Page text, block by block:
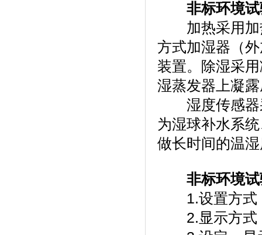
非标环境
加热采用加热
方式加湿器（外加
装置。除湿
湿蒸发器上凝露
湿度传感器采
为湿球补水系统
做长时间的温湿
非标环境
1.设置方式
2.显示方式